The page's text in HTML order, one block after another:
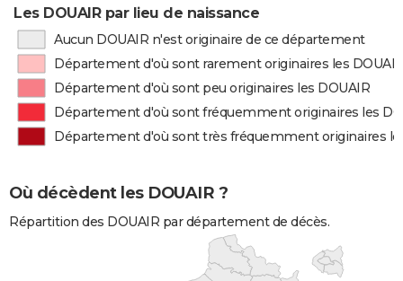
Les DOUAIR par lieu de naissance
Aucun DOUAIR n'est originaire de ce département
Département d'où sont rarement originaires les
Département d'où sont peu originaires les DOUAIR
Département d'où sont fréquemment originaires les
Département d'où sont très fréquemment originaires
Où décèdent les DOUAIR ?
Répartition des DOUAIR par département de décès.